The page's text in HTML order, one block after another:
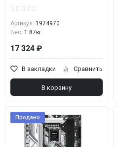
Артикул: 1974970
Вес: 1.87кг
17 324 ₽
В закладки Сравнить
В корзину
Продано